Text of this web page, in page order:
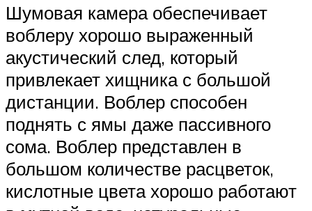
Шумовая камера обеспечивает
воблеру хорошо выраженный
акустический след, который
привлекает хищника с большой
дистанции. Воблер способен
поднять с ямы даже пассивного
сома. Воблер представлен в
большом количестве расцветок,
кислотные цвета хорошо работают